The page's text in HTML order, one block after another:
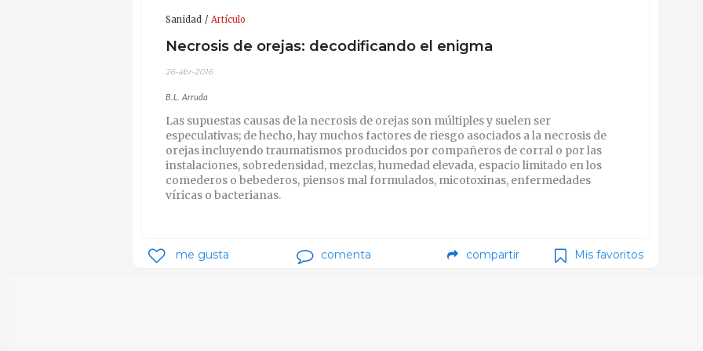
Sanidad Artículo
Necrosis de orejas: decodificando el enigma
26-abr-2016
B.L. Arruda
Las supuestas causas de la necrosis de orejas son múltiples y suelen ser
especulativas; de hecho, hay muchos factores de riesgo asociados a la necrosis de
orejas incluyendo traumatismos producidos por compañeros de corral o por las
instalaciones, sobredensidad, mezclas, humedad elevada, espacio limitado en los
comederos o bebederos, piensos mal formulados, micotoxinas, enfermedades
víricas o bacterianas.
me gusta comenta compartir Mis favoritos